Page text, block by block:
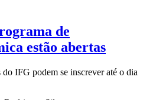
de
estão abertas
do IFG podem se inscrever até o dia